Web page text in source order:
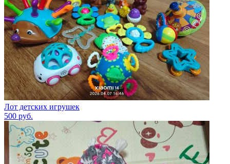
Лот детских игрушек
500 руб.